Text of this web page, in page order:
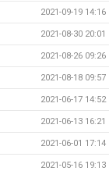
2021-09-19 14:16
2021-08-30 20:01
2021-08-26 09:26
2021-08-18 09:57
2021-06-17 14:52
2021-06-13 16:21
2021-06-01 17:14
2021-05-16 19:13